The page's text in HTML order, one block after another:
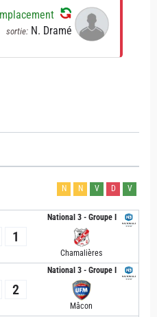
sortie: N. Dramé
N N V D V
National 3 - Groupe I
1
Chamalières
National 3 - Groupe I
2
Mâcon